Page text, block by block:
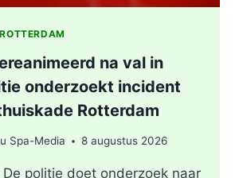
ROTTERDAM
na val in
onderzoekt incident
Rotterdam
Spa-Media 8 augustus 2026
politie doet onderzoek naar